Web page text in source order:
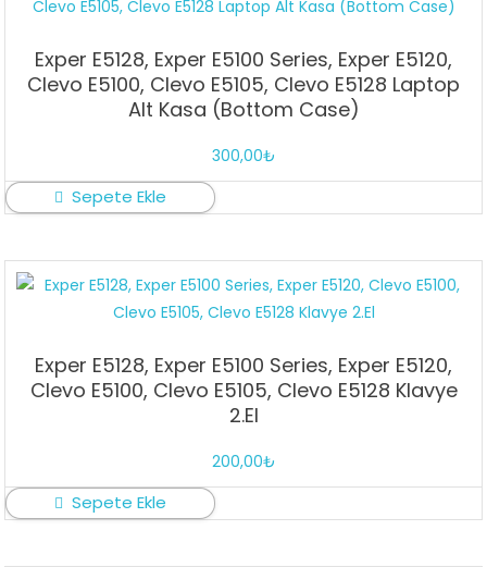
Exper E5128, Exper E5100 Series, Exper E5120,
Clevo E5100, Clevo E5105, Clevo E5128 Laptop
Alt Kasa (Bottom Case)
300,00₺
Sepete Ekle
Exper E5128, Exper E5100 Series, Exper E5120,
Clevo E5100, Clevo E5105, Clevo E5128 Klavye
2.El
200,00₺
Sepete Ekle